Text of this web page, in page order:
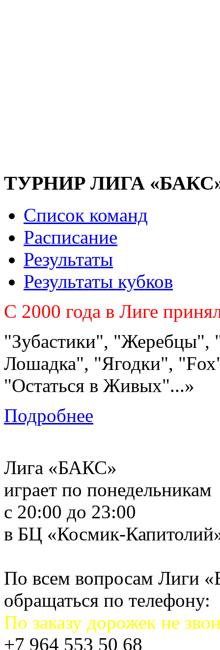
ТУРНИР ЛИГА
Список команд
Расписание
Результаты
Результаты кубков
C 2000 года в Лиге
"Зубастики", "Жеребцы",
Лошадка", "Ягодки",
"Остаться в Живых"...»
Подробнее
Лига «БАКС»
играет по понедельникам
с 20:00 до 23:00
в БЦ «Космик-
По всем вопросам Лиги
обращаться по телефону:
По заказу дорожек не
+7 964 553 50 68